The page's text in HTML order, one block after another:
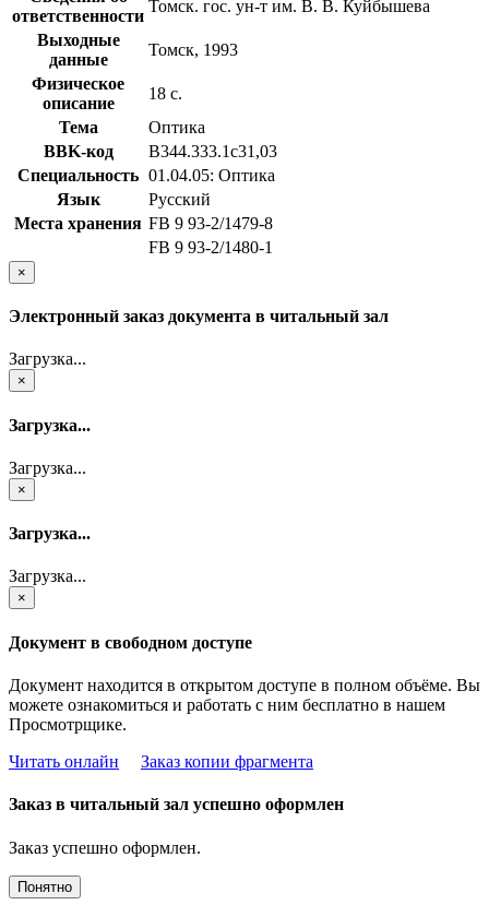
ответственности
Томск. гос. ун-т им. В. В. Куйбышева
Выходные
данные
Томск, 1993
Физическое
описание
18 с.
Тема
Оптика
BBK-код
В344.333.1с31,03
Специальность 01.04.05: Оптика
Язык
Русский
Места хранения FB 9 93-2/1479-8
FB 9 93-2/1480-1
×
Электронный заказ документа в читальный зал
Загрузка...
×
Загрузка...
Загрузка...
×
Загрузка...
Загрузка...
×
Документ в свободном доступе
Документ находится в открытом доступе в полном объёме. Вы
можете ознакомиться и работать с ним бесплатно в нашем
Просмотрщике.
Читать онлайн
Заказ копии фрагмента
Заказ в читальный зал успешно оформлен
Заказ успешно оформлен.
Понятно